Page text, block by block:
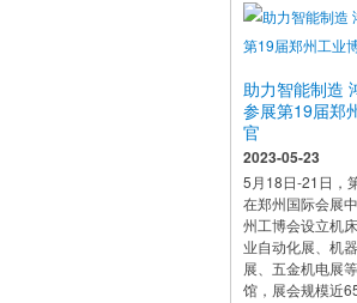
助力智能制造
参展第19届郑
官
2023-05-23
5月18日-21日，
在郑州国际会展
州工博会设立机
业自动化展、机
展、五金机电展
馆，展会规模近